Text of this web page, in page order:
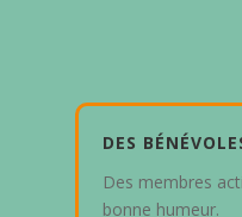
DES
Des membres
bonne humeur.